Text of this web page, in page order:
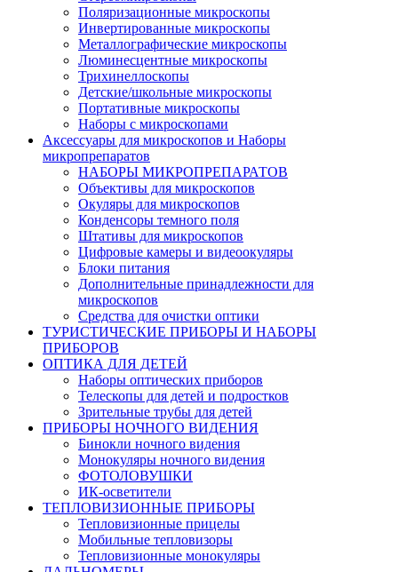
Поляризационные микроскопы
Инвертированные микроскопы
Металлографические микроскопы
Люминесцентные микроскопы
Трихинеллоскопы
Детские/школьные микроскопы
Портативные микроскопы
Наборы с микроскопами
Аксессуары для микроскопов и Наборы
микропрепаратов
НАБОРЫ МИКРОПРЕПАРАТОВ
Объективы для микроскопов
Окуляры для микроскопов
Конденсоры темного поля
Штативы для микроскопов
Цифровые камеры и видеоокуляры
Блоки питания
Дополнительные принадлежности для
микроскопов
Средства для очистки оптики
ТУРИСТИЧЕСКИЕ ПРИБОРЫ И НАБОРЫ
ПРИБОРОВ
ОПТИКА ДЛЯ ДЕТЕЙ
Наборы оптических приборов
Телескопы для детей и подростков
Зрительные трубы для детей
ПРИБОРЫ НОЧНОГО ВИДЕНИЯ
Бинокли ночного видения
Монокуляры ночного видения
ФОТОЛОВУШКИ
ИК-осветители
ТЕПЛОВИЗИОННЫЕ ПРИБОРЫ
Тепловизионные прицелы
Мобильные тепловизоры
Тепловизионные монокуляры